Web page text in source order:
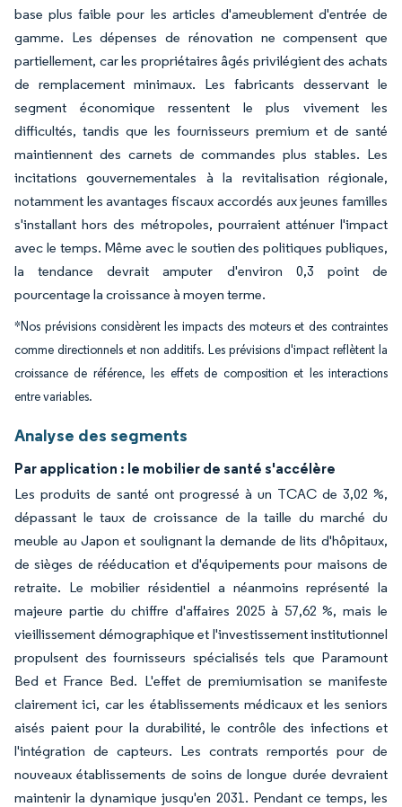
base plus faible pour les articles d'ameublement d'entrée de
gamme. Les dépenses de rénovation ne compensent que
partiellement, car les propriétaires âgés privilégient des achats
de remplacement minimaux. Les fabricants desservant le
segment économique ressentent le plus vivement les
difficultés, tandis que les fournisseurs premium et de santé
maintiennent des carnets de commandes plus stables. Les
incitations gouvernementales à la revitalisation régionale,
notamment les avantages fiscaux accordés aux jeunes familles
s'installant hors des métropoles, pourraient atténuer l'impact
avec le temps. Même avec le soutien des politiques publiques,
la tendance devrait amputer d'environ 0,3 point de
pourcentage la croissance à moyen terme.
*Nos prévisions considèrent les impacts des moteurs et des contraintes
comme directionnels et non additifs. Les prévisions d'impact reflètent la
croissance de référence, les effets de composition et les interactions
entre variables.
Analyse des segments
Par application : le mobilier de santé s'accélère
Les produits de santé ont progressé à un TCAC de 3,02 %,
dépassant le taux de croissance de la taille du marché du
meuble au Japon et soulignant la demande de lits d'hôpitaux,
de sièges de rééducation et d'équipements pour maisons de
retraite. Le mobilier résidentiel a néanmoins représenté la
majeure partie du chiffre d'affaires 2025 à 57,62 %, mais le
vieillissement démographique et l'investissement institutionnel
propulsent des fournisseurs spécialisés tels que Paramount
Bed et France Bed. L'effet de premiumisation se manifeste
clairement ici, car les établissements médicaux et les seniors
aisés paient pour la durabilité, le contrôle des infections et
l'intégration de capteurs. Les contrats remportés pour de
nouveaux établissements de soins de longue durée devraient
maintenir la dynamique jusqu'en 2031. Pendant ce temps, les